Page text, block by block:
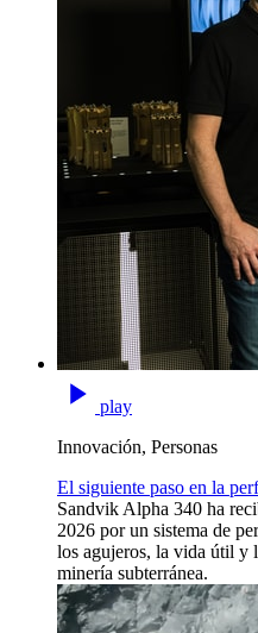
play
Innovación, Personas
El siguiente paso en la
Sandvik Alpha 340 ha
2026 por un sistema de
los agujeros, la vida útil y
minería subterránea.